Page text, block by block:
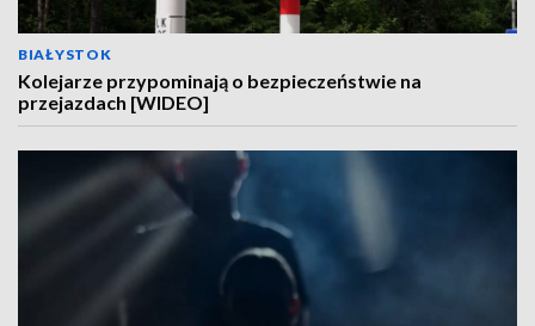
BIAŁYSTOK
Kolejarze przypominają o bezpieczeństwie na
przejazdach [WIDEO]